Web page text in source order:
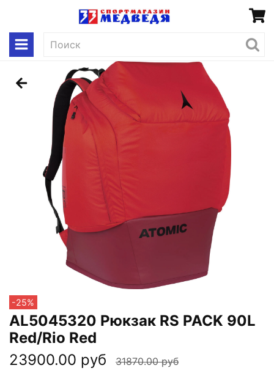
-25%
AL5045320 Рюкзак RS PACK 90L
Red/Rio Red
23900.00 руб
31870.00 руб